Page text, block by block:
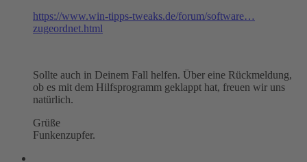
https://www.win-tipps-tweaks.de/forum/software…
zugeordnet.html
Sollte auch in Deinem Fall helfen. Über eine Rückmeldung,
ob es mit dem Hilfsprogramm geklappt hat, freuen wir uns
natürlich.
Grüße
Funkenzupfer.